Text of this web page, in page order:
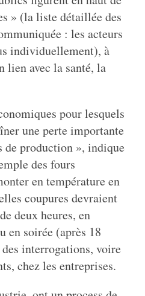
» (la liste détaillée des
: les acteurs
individuellement), à
lien avec la santé, la
pour lesquels
une perte importante
de production », indique
des fours
en température en
coupures devraient
deux heures, en
en soirée (après 18
interrogations, voire
chez les entreprises.